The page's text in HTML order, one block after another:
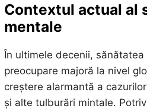
Contextul actual al
mentale
În ultimele decenii,
preocupare majoră la nivel
creștere alarmantă a
și alte tulburări mintale.